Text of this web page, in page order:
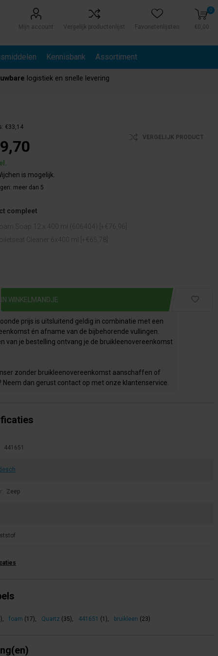
Mijn account Vergelijk productenlijst Favorietenlijsten
0
€0,00
Kennisbank Assortiment
logistiek en snelle levering
€33,14
VERGELIJK PRODUCT
is mogelijk.
meer dan 5
compleet
Soap 12 x 400 ml (606404) [+€76,96]
Cleaner 6x400 ml [+€65,78]
prijs is uitsluitend geldig in combinatie met een
én afname van de bijbehorende vullingen.
van je bestelling ontvang je de bruikleenovereenkomst
zonder bruikleenovereenkomst aanschaffen of
Neem dan gerust contact op met onze klantenservice.
441651
Zeep
, foam (17), Quartz (35), 441651 (1), bruikleen (23)